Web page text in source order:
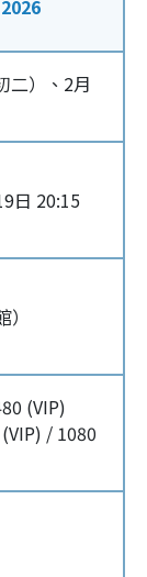
二）、2月
日 20:15
(VIP)
/ 1080